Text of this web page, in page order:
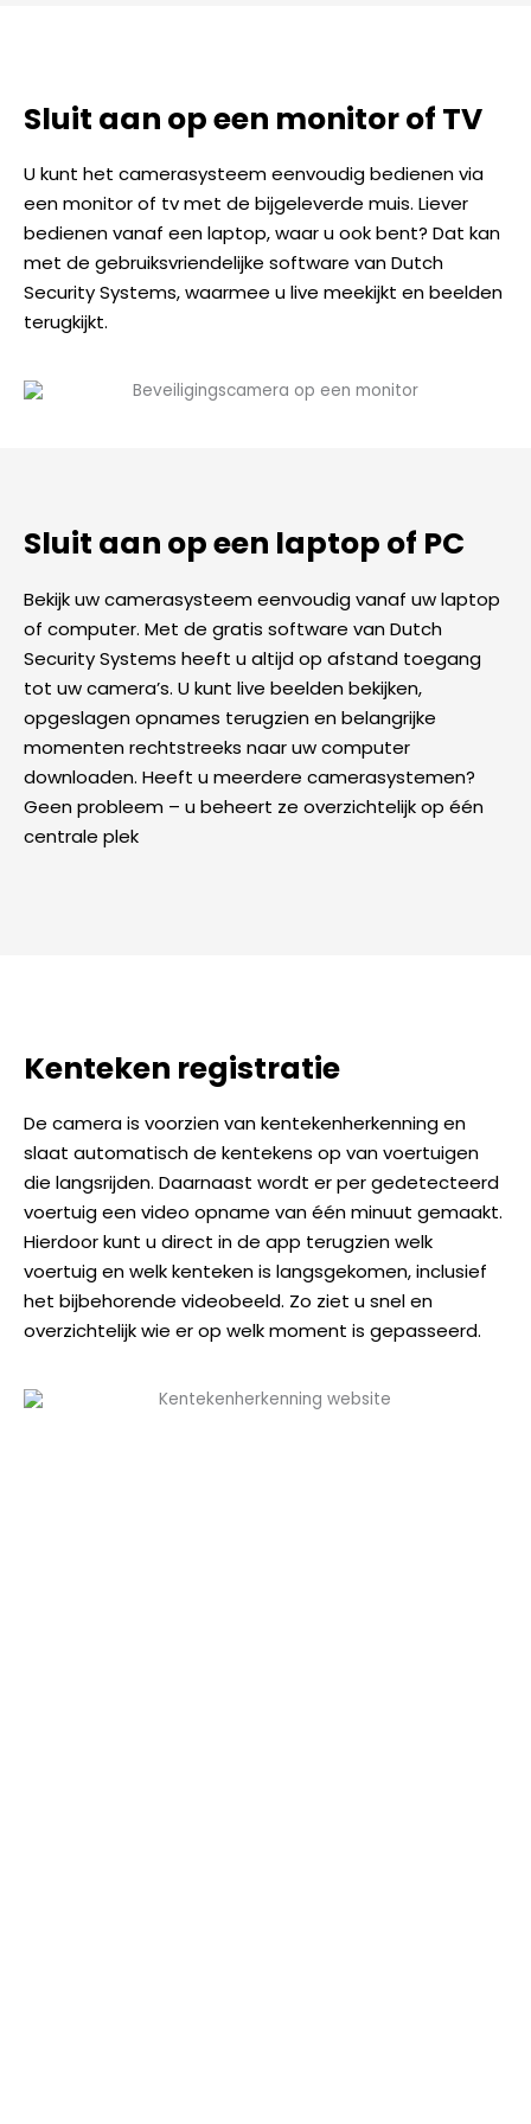
Sluit aan op een monitor of TV
U kunt het camerasysteem eenvoudig bedienen via
een monitor of tv met de bijgeleverde muis. Liever
bedienen vanaf een laptop, waar u ook bent? Dat kan
met de gebruiksvriendelijke software van Dutch
Security Systems, waarmee u live meekijkt en beelden
terugkijkt.
Sluit aan op een laptop of PC
Bekijk uw camerasysteem eenvoudig vanaf uw laptop
of computer. Met de gratis software van Dutch
Security Systems heeft u altijd op afstand toegang
tot uw camera’s. U kunt live beelden bekijken,
opgeslagen opnames terugzien en belangrijke
momenten rechtstreeks naar uw computer
downloaden. Heeft u meerdere camerasystemen?
Geen probleem – u beheert ze overzichtelijk op één
centrale plek
Kenteken registratie
De camera is voorzien van kentekenherkenning en
slaat automatisch de kentekens op van voertuigen
die langsrijden. Daarnaast wordt er per gedetecteerd
voertuig een video opname van één minuut gemaakt.
Hierdoor kunt u direct in de app terugzien welk
voertuig en welk kenteken is langsgekomen, inclusief
het bijbehorende videobeeld. Zo ziet u snel en
overzichtelijk wie er op welk moment is gepasseerd.